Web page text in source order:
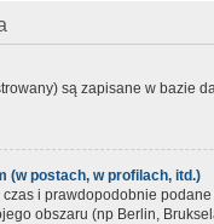
są zapisane w bazie
(w postach, w profilach, itd.)
i prawdopodobnie
obszaru (np Berlin,